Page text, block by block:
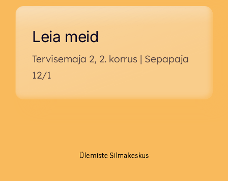
Leia meid
Tervisemaja 2, 2. korrus | Sepapaja
12/1